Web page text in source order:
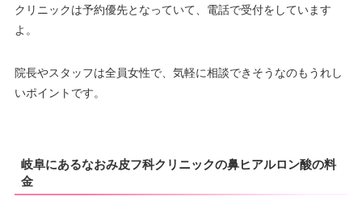
クリニックは予約優先となっていて、電話で受付をしています
よ。
院長やスタッフは全員女性で、気軽に相談できそうなのもうれし
いポイントです。
岐阜にあるなおみ皮フ科クリニックの鼻ヒアルロン酸の料
金